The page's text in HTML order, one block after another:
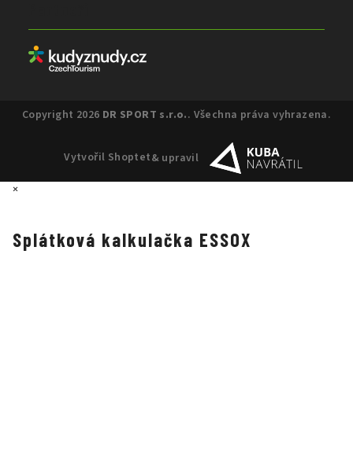
Copyright 2026 DR SPORT s.r.o.. Všechna práva vyhrazena.
Vytvořil Shoptet& upravil
×
Splátková kalkulačka ESSOX